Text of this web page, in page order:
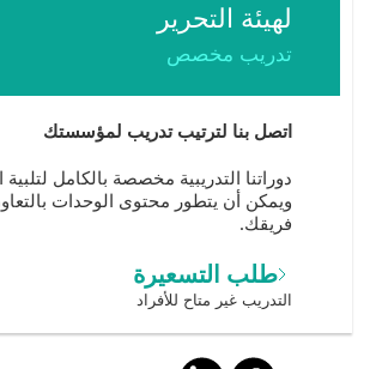
لهيئة التحرير
تدريب مخصص
اتصل بنا لترتيب تدريب لمؤسستك
دوراتنا التدريبية مخصصة بالكامل لتلبية
ويمكن أن يتطور محتوى الوحدات
فريقك.
طلب التسعيرة
التدريب غير متاح للأفراد